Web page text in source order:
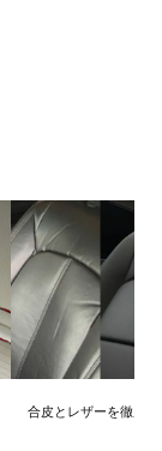
合皮とレザーを徹底比